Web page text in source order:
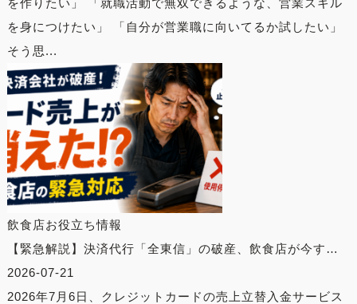
を作りたい」 「就職活動で無双できるような、営業スキル
を身につけたい」 「自分が営業職に向いてるか試したい」
そう思...
飲食店お役立ち情報
【緊急解説】決済代行「全東信」の破産、飲食店が今す…
2026-07-21
2026年7月6日、クレジットカードの売上立替入金サービス